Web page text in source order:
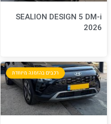
MERCEDES CLE180
SPORT AMG LINE
BENZ